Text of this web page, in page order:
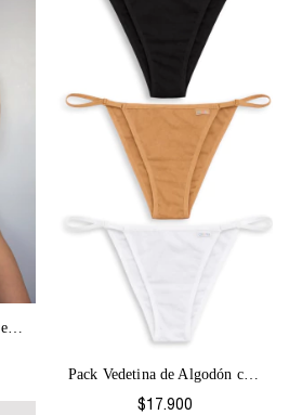
Vedetina de Algodón Colores-2063
Pack Vedetina de Algodón con regulación...
$17.900